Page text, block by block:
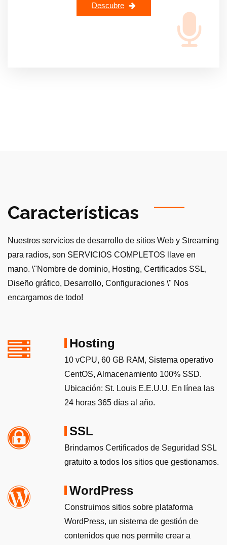
Descubre
Características
Nuestros servicios de desarrollo de sitios Web y Streaming
para radios, son SERVICIOS COMPLETOS llave en
mano. \"Nombre de dominio, Hosting, Certificados SSL,
Diseño gráfico, Desarrollo, Configuraciones \" Nos
encargamos de todo!
Hosting
10 vCPU, 60 GB RAM, Sistema operativo
CentOS, Almacenamiento 100% SSD.
Ubicación: St. Louis E.E.U.U. En línea las
24 horas 365 días al año.
SSL
Brindamos Certificados de Seguridad SSL
gratuito a todos los sitios que gestionamos.
WordPress
Construimos sitios sobre plataforma
WordPress, un sistema de gestión de
contenidos que nos permite crear a